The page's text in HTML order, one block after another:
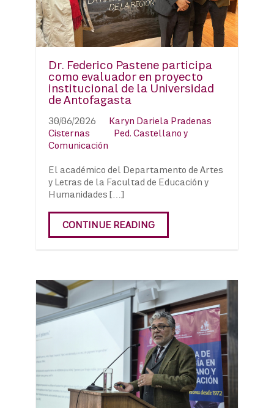
Dr. Federico Pastene participa
como evaluador en proyecto
institucional de la Universidad
de Antofagasta
30/06/2026
Karyn Dariela Pradenas
Cisternas
Ped. Castellano y
Comunicación
El académico del Departamento de Artes
y Letras de la Facultad de Educación y
Humanidades […]
CONTINUE READING